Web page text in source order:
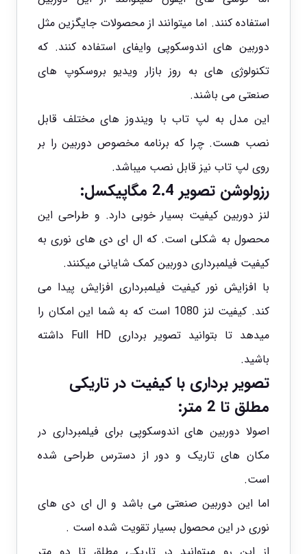
استفاده کنند. اما میتوانند از محصولات جایگزین مثل
دوربین های اندوسکوپی وایفای استفاده کنند. که
تکنولوژی های به روز بازار ویدیو بروسکوپ های
صنعتی می باشند.
این مدل به لپ تاب با ویندوز های مختلف قابل
نصب هست. چرا که برنامه مخصوص دوربین را بر
روی لپ تاب نیز قابل نصب میباشد.
رزولوشن تصویر 2.4 مگاپیکسل:
لنز دوربین کیفیت بسیار خوبی دارد. و طراحی این
محصول به شکلی است. که ال ای دی های نوری به
کیفیت فیلمبرداری دوربین کمک شایانی میکنند.
با افزایش نور کیفیت فیلمبرداری افزایش پیدا می
کند. کیفیت لنز 1080 است که به شما این امکان را
میدهد تا بتوانید تصویر برداری Full HD داشته
باشید.
تصویر برداری با کیفیت در تاریکی
مطلق تا 2 متر:
اصولا دوربین های اندوسکوپی برای فیلمبرداری در
مکان های تاریک و دور از دسترس طراحی شده
است.
اما این دوربین صنعتی می باشد و ال ای دی های
نوری در این محصول بسیار تقویت شده است .